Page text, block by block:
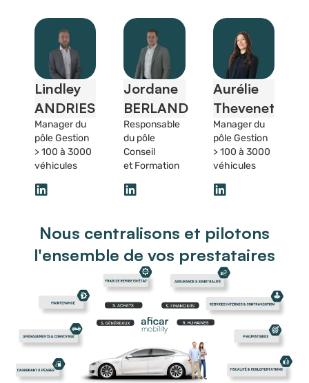
Lindley
ANDRIES
Manager du
pôle Gestion
> 100 à 3000
véhicules
Jordane
BERLAND
Responsable
du pôle
Conseil
et Formation
Aurélie
Thevenet
Manager du
pôle Gestion
> 100 à 3000
véhicules
Nous centralisons et pilotons
l'ensemble de vos prestataires